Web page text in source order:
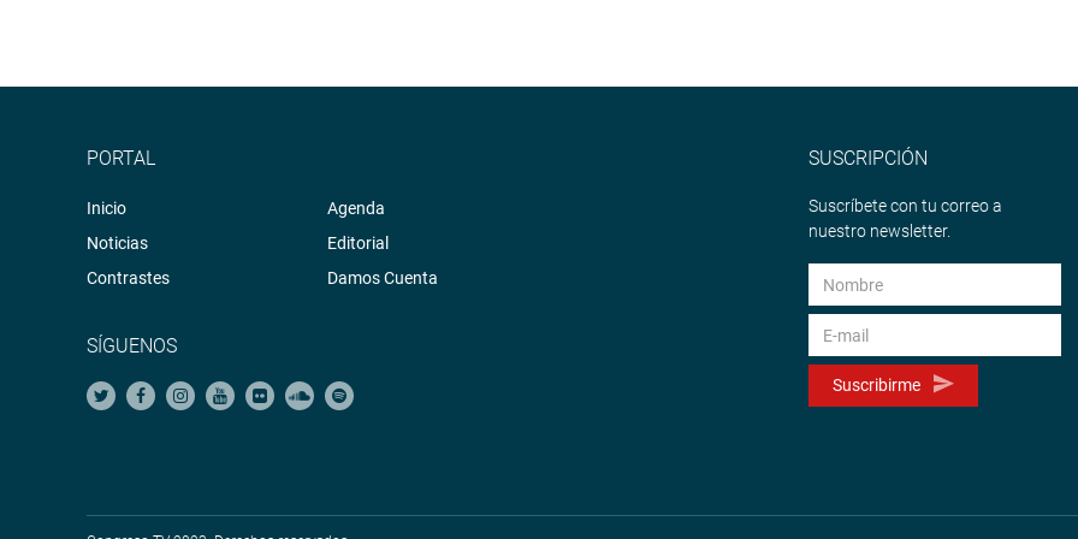
PORTAL
Inicio
Noticias
Contrastes
Agenda
Editorial
Damos Cuenta
SÍGUENOS
SUSCRIPCIÓN
Suscríbete con tu correo a
nuestro newsletter.
Suscribirme